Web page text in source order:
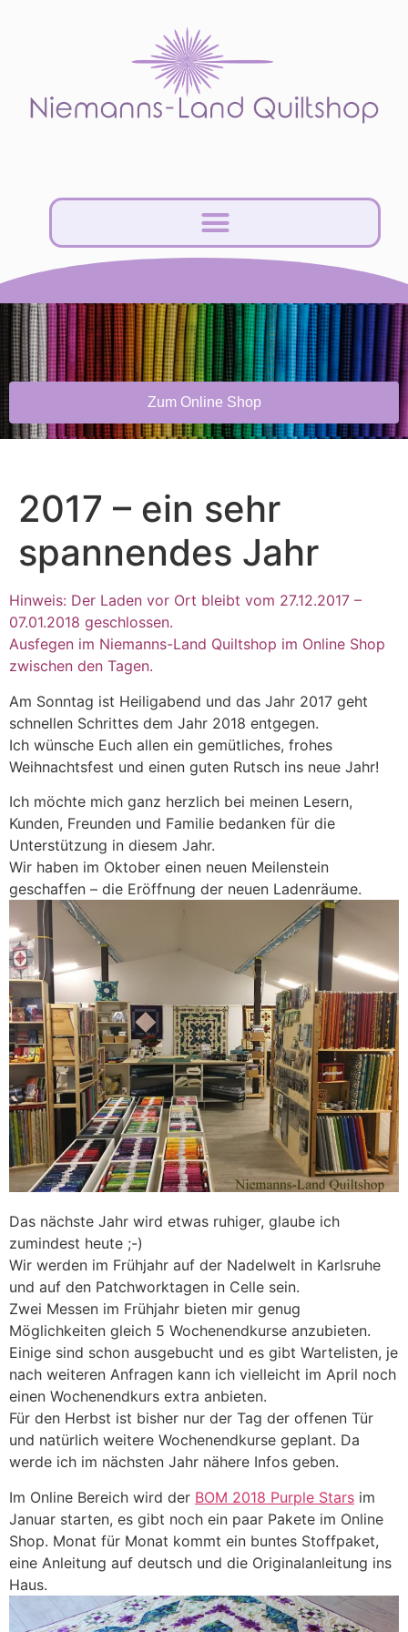
Zum Online Shop
2017 – ein sehr
spannendes Jahr
Hinweis: Der Laden vor Ort bleibt vom 27.12.2017 –
07.01.2018 geschlossen.
Ausfegen im Niemanns-Land Quiltshop im Online Shop
zwischen den Tagen.
Am Sonntag ist Heiligabend und das Jahr 2017 geht
schnellen Schrittes dem Jahr 2018 entgegen.
Ich wünsche Euch allen ein gemütliches, frohes
Weihnachtsfest und einen guten Rutsch ins neue Jahr!
Ich möchte mich ganz herzlich bei meinen Lesern,
Kunden, Freunden und Familie bedanken für die
Unterstützung in diesem Jahr.
Wir haben im Oktober einen neuen Meilenstein
geschaffen – die Eröffnung der neuen Ladenräume.
Das nächste Jahr wird etwas ruhiger, glaube ich
zumindest heute ;-)
Wir werden im Frühjahr auf der Nadelwelt in Karlsruhe
und auf den Patchworktagen in Celle sein.
Zwei Messen im Frühjahr bieten mir genug
Möglichkeiten gleich 5 Wochenendkurse anzubieten.
Einige sind schon ausgebucht und es gibt Wartelisten, je
nach weiteren Anfragen kann ich vielleicht im April noch
einen Wochenendkurs extra anbieten.
Für den Herbst ist bisher nur der Tag der offenen Tür
und natürlich weitere Wochenendkurse geplant. Da
werde ich im nächsten Jahr nähere Infos geben.
Im Online Bereich wird der BOM 2018 Purple Stars im
Januar starten, es gibt noch ein paar Pakete im Online
Shop. Monat für Monat kommt ein buntes Stoffpaket,
eine Anleitung auf deutsch und die Originalanleitung ins
Haus.